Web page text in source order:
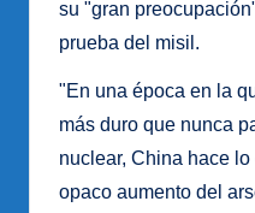
su "gran
prueba del misil.
"En una época en la
más duro que nunca
nuclear, China hace
opaco aumento del